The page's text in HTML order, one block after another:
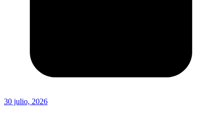
30 julio, 2026